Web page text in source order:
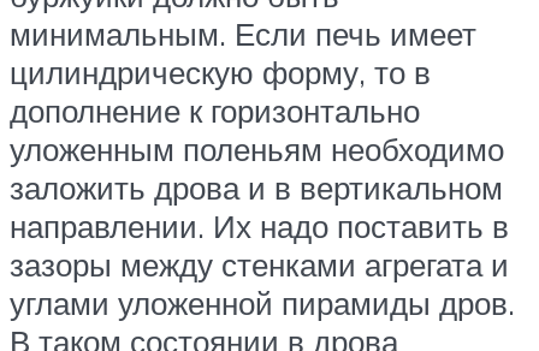
минимальным. Если печь имеет
цилиндрическую форму, то в
дополнение к горизонтально
уложенным поленьям необходимо
заложить дрова и в вертикальном
направлении. Их надо поставить в
зазоры между стенками агрегата и
углами уложенной пирамиды дров.
В таком состоянии в дрова